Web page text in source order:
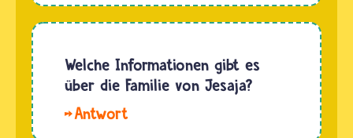
vermutlich
736 vor
Christi
berufen.
Welche Informationen gibt es
über die Familie von Jesaja?